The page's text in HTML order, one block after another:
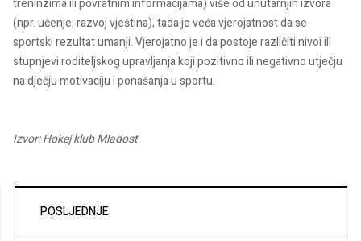
treninzima ili povratnim informacijama) više od unutarnjih izvora
(npr. učenje, razvoj vještina), tada je veća vjerojatnost da se
sportski rezultat umanji. Vjerojatno je i da postoje različiti nivoi ili
stupnjevi roditeljskog upravljanja koji pozitivno ili negativno utječju
na dječju motivaciju i ponašanja u sportu.
Izvor: Hokej klub Mladost
POSLJEDNJE